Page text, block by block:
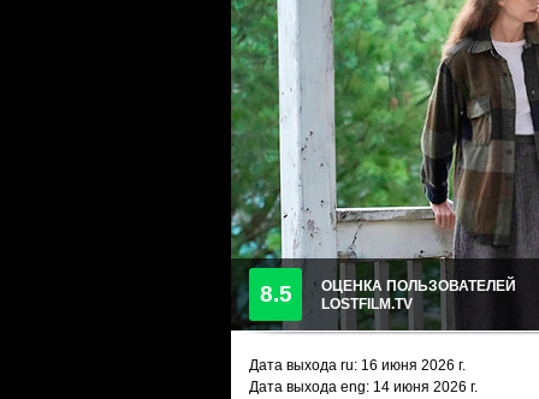
8.5
ОЦЕНКА ПОЛЬЗОВАТЕЛЕЙ
LOSTFILM.TV
Дата выхода ru: 16 июня 2026 г.
Дата выхода eng: 14 июня 2026 г.